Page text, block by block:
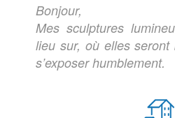
Bonjour,
Mes sculptures
lieu sur, où elles
s’exposer humblement.